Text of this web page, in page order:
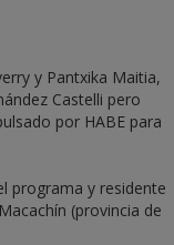
y Pantxika Maitia,
Castelli pero
por HABE para
programa y residente
(provincia de